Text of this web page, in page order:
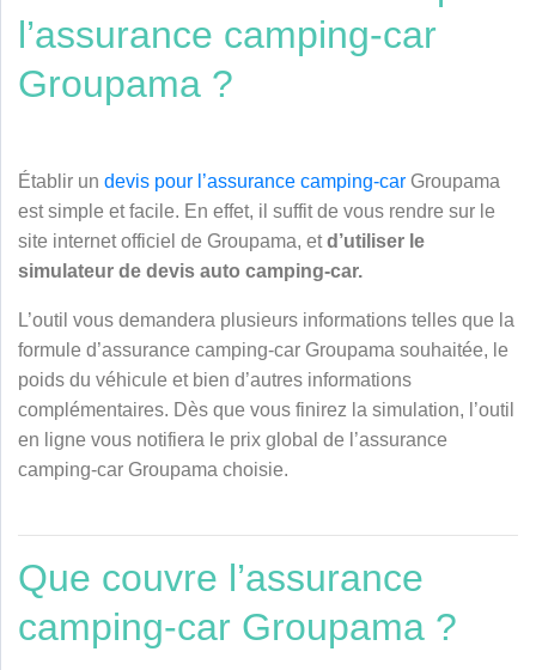
l’assurance camping-car
Groupama ?
Établir un devis pour l’assurance camping-car Groupama
est simple et facile. En effet, il suffit de vous rendre sur le
site internet officiel de Groupama, etd’utiliser le
simulateur de devis auto camping-car.
L’outil vous demandera plusieurs informations telles que la
formule d’assurance camping-car Groupama souhaitée, le
poids du véhicule et bien d’autres informations
complémentaires. Dès que vous finirez la simulation, l’outil
en ligne vous notifiera le prix global de l’assurance
camping-car Groupama choisie.
Que couvre l’assurance
camping-car Groupama ?